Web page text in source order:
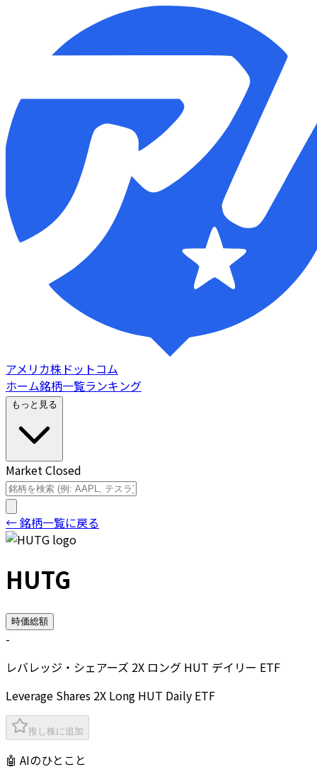
アメリカ株ドットコム
ホーム銘柄一覧ランキング
もっと見る
Market Closed
← 銘柄一覧に戻る
HUTG
時価総額
-
レバレッジ・シェアーズ 2X ロング HUT デイリー ETF
Leverage Shares 2X Long HUT Daily ETF
推し株に追加
🤖 AIのひとこと